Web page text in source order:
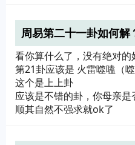
周易第二十一卦如何解
看你算什么了，没有绝对的
第21卦应该是 火雷噬嗑（噬
这个是上上卦
应该是不错的卦，你母亲
顺其自然不强求就ok了